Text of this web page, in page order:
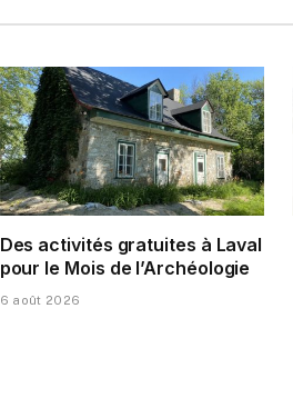
Des activités gratuites à Laval
pour le Mois de l’Archéologie
6 août 2026